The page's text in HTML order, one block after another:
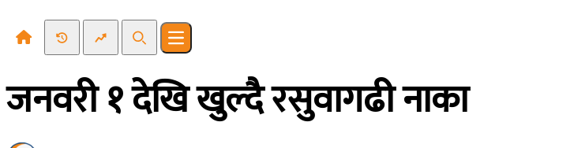
Recent NewsTrending News
SearchOpen main menu
जनवरी १ देखि खुल्दै रसुवागढी नाका